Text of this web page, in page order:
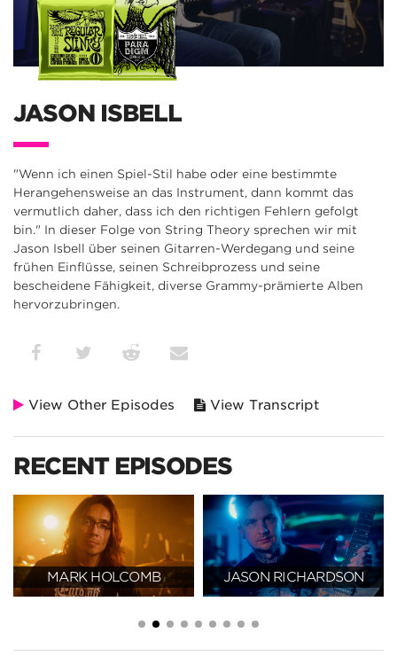
JASON ISBELL
"Wenn ich einen Spiel-Stil habe oder eine bestimmte
Herangehensweise an das Instrument, dann kommt das
vermutlich daher, dass ich den richtigen Fehlern gefolgt
bin." In dieser Folge von String Theory sprechen wir mit
Jason Isbell über seinen Gitarren-Werdegang und seine
frühen Einflüsse, seinen Schreibprozess und seine
bescheidene Fähigkeit, diverse Grammy-prämierte Alben
hervorzubringen.
View Other Episodes View Transcript
RECENT EPISODES
MARK HOLCOMB JASON RICHARDSON